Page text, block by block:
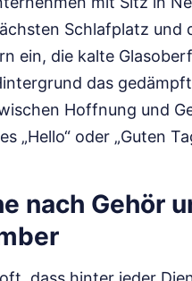
Schlafplatz und
ein, die kalte
das
Hoffnung und
„Hello“ oder „Guten
nach Gehör